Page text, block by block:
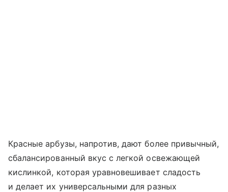
Красные арбузы, напротив, дают более привычный,
сбалансированный вкус с легкой освежающей
кислинкой, которая уравновешивает сладость
и делает их универсальными для разных